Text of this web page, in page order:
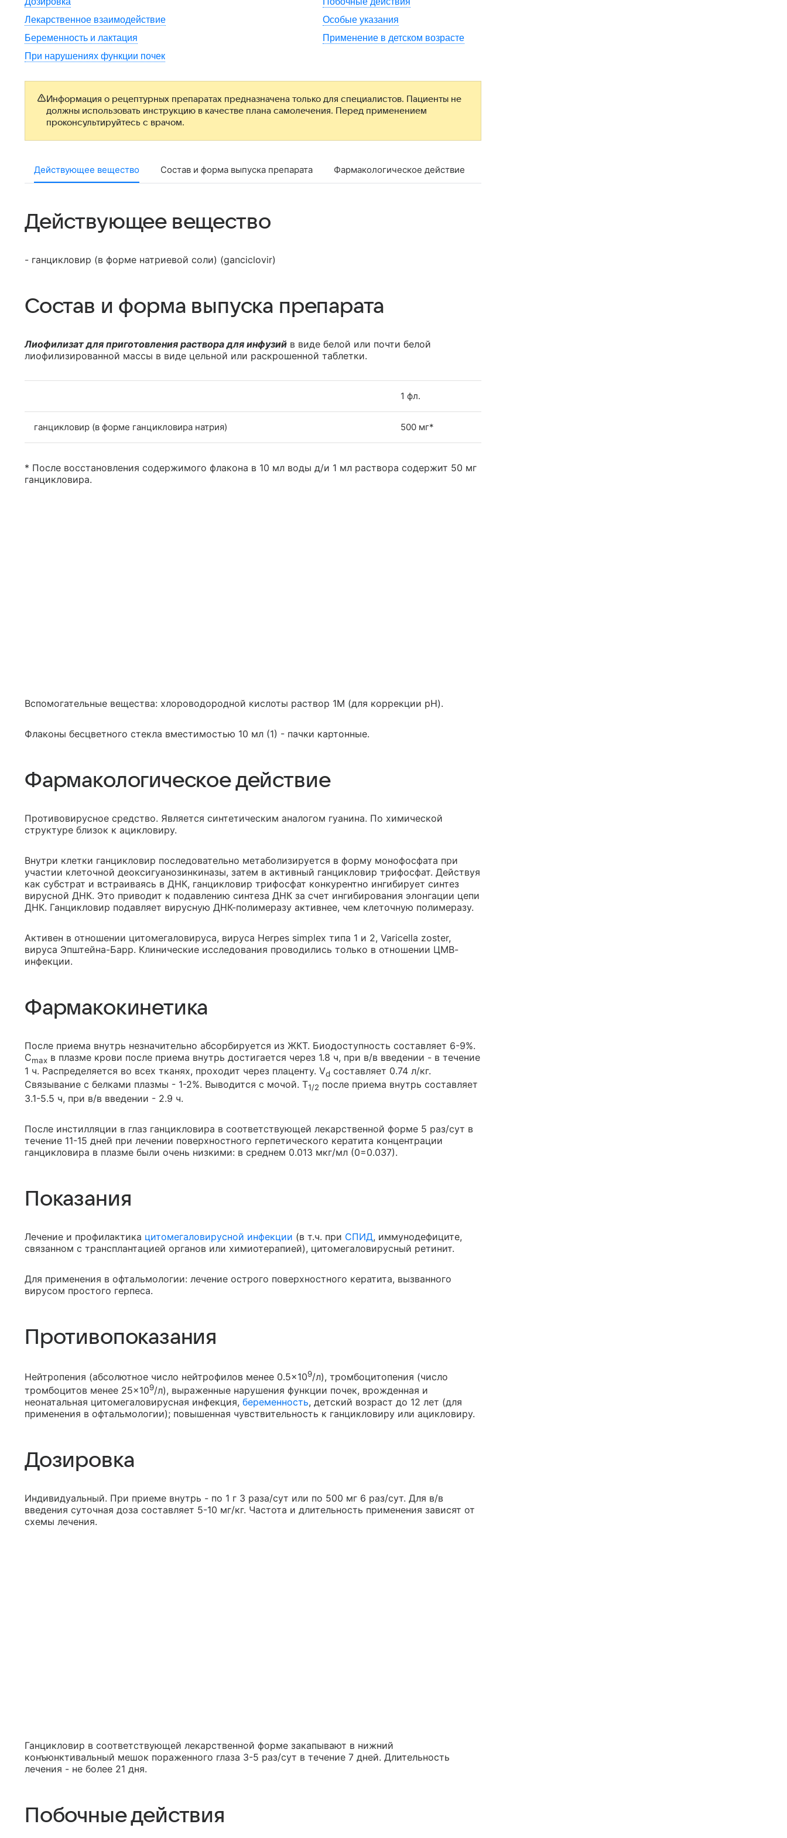
Лекарственное взаимодействие
Особые указания
Беременность и лактация
Применение в детском возрасте
При нарушениях функции почек
Информация о рецептурных препаратах предназначена только для специалистов. Пациенты не
должны использовать инструкцию в качестве плана самолечения. Перед применением
проконсультируйтесь с врачом.
Действующее вещество Состав и форма выпуска препарата Фармакологическое действие
Действующее вещество
- ганцикловир (в форме натриевой соли) (ganciclovir)
Состав и форма выпуска препарата
Лиофилизат для приготовления раствора для инфузий в виде белой или почти белой
лиофилизированной массы в виде цельной или раскрошенной таблетки.
1 фл.
ганцикловир (в форме ганцикловира натрия) 500 мг*
* После восстановления содержимого флакона в 10 мл воды д/и 1 мл раствора содержит 50 мг
ганцикловира.
Вспомогательные вещества: хлороводородной кислоты раствор 1М (для коррекции pH).
Флаконы бесцветного стекла вместимостью 10 мл (1) - пачки картонные.
Фармакологическое действие
Противовирусное средство. Является синтетическим аналогом гуанина. По химической
структуре близок к ацикловиру.
Внутри клетки ганцикловир последовательно метаболизируется в форму монофосфата при
участии клеточной деоксигуанозинкиназы, затем в активный ганцикловир трифосфат. Действуя
как субстрат и встраиваясь в ДНК, ганцикловир трифосфат конкурентно ингибирует синтез
вирусной ДНК. Это приводит к подавлению синтеза ДНК за счет ингибирования элонгации цепи
ДНК. Ганцикловир подавляет вирусную ДНК-полимеразу активнее, чем клеточную полимеразу.
Активен в отношении цитомегаловируса, вируса Herpes simplex типа 1 и 2, Varicella zoster,
вируса Эпштейна-Барр. Клинические исследования проводились только в отношении ЦМВ-
инфекции.
Фармакокинетика
После приема внутрь незначительно абсорбируется из ЖКТ. Биодоступность составляет 6-9%.
Cmax в плазме крови после приема внутрь достигается через 1.8 ч, при в/в введении - в течение
1 ч. Распределяется во всех тканях, проходит через плаценту. Vd составляет 0.74 л/кг.
Связывание с белками плазмы - 1-2%. Выводится с мочой. T1/2 после приема внутрь составляет
3.1-5.5 ч, при в/в введении - 2.9 ч.
После инстилляции в глаз ганцикловира в соответствующей лекарственной форме 5 раз/сут в
течение 11-15 дней при лечении поверхностного герпетического кератита концентрации
ганцикловира в плазме были очень низкими: в среднем 0.013 мкг/мл (0=0.037).
Показания
Лечение и профилактика цитомегаловирусной инфекции (в т.ч. при СПИД, иммунодефиците,
связанном с трансплантацией органов или химиотерапией), цитомегаловирусный ретинит.
Для применения в офтальмологии: лечение острого поверхностного кератита, вызванного
вирусом простого герпеса.
Противопоказания
Нейтропения (абсолютное число нейтрофилов менее 0.5×109/л), тромбоцитопения (число
тромбоцитов менее 25×109/л), выраженные нарушения функции почек, врожденная и
неонатальная цитомегаловирусная инфекция, беременность, детский возраст до 12 лет (для
применения в офтальмологии); повышенная чувствительность к ганцикловиру или ацикловиру.
Дозировка
Индивидуальный. При приеме внутрь - по 1 г 3 раза/сут или по 500 мг 6 раз/сут. Для в/в
введения суточная доза составляет 5-10 мг/кг. Частота и длительность применения зависят от
схемы лечения.
Ганцикловир в соответствующей лекарственной форме закапывают в нижний
конъюнктивальный мешок пораженного глаза 3-5 раз/сут в течение 7 дней. Длительность
лечения - не более 21 дня.
Побочные действия